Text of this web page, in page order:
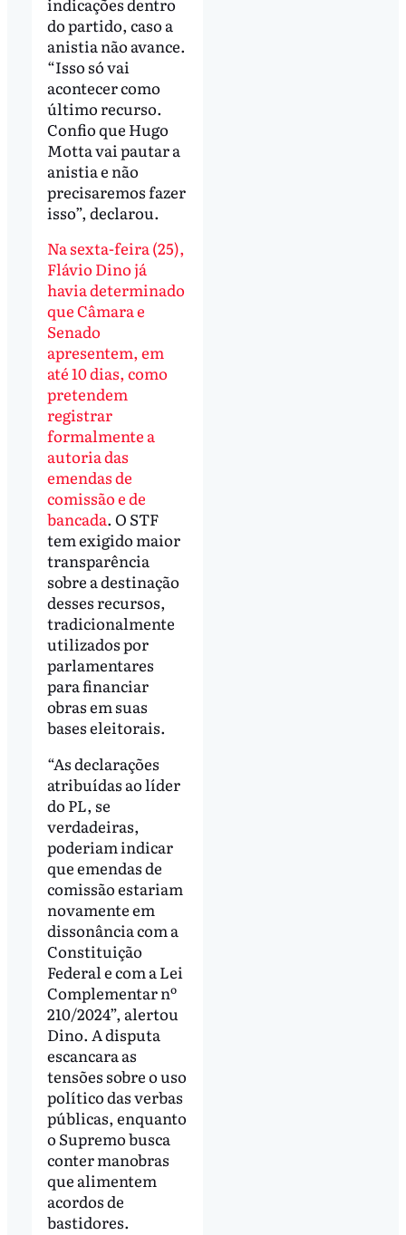
do partido, caso a
anistia não avance.
“Isso só vai
acontecer como
último recurso.
Confio que Hugo
Motta vai pautar a
anistia e não
precisaremos fazer
isso”, declarou.
Na sexta-feira (25),
Flávio Dino já
havia determinado
que Câmara e
Senado
apresentem, em
até 10 dias, como
pretendem
registrar
formalmente a
autoria das
emendas de
comissão e de
bancada. O STF
tem exigido maior
transparência
sobre a destinação
desses recursos,
tradicionalmente
utilizados por
parlamentares
para financiar
obras em suas
bases eleitorais.
“As declarações
atribuídas ao líder
do PL, se
verdadeiras,
poderiam indicar
que emendas de
comissão estariam
novamente em
dissonância com a
Constituição
Federal e com a Lei
Complementar nº
210/2024”, alertou
Dino. A disputa
escancara as
tensões sobre o uso
político das verbas
públicas, enquanto
o Supremo busca
conter manobras
que alimentem
acordos de
bastidores.